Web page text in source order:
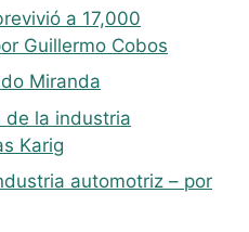
a 17,000
Guillermo Cobos
Miranda
de la industria
Karig
automotriz – por